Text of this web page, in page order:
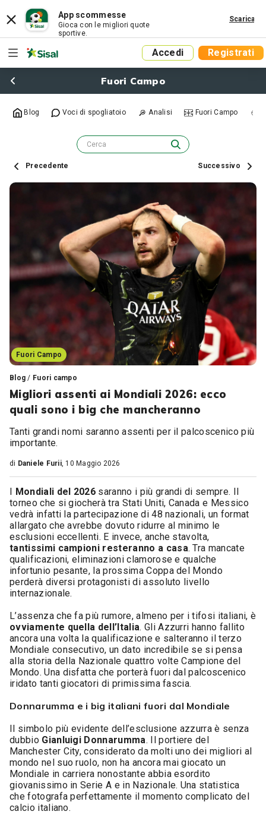
App scommesse
Gioca con le migliori quote
sportive.
Scarica
Accedi Registrati
Fuori Campo
Blog Voci di spogliatoio Analisi Fuori Campo
Precedente Successivo
Fuori Campo
Blog / Fuori campo
Migliori assenti ai Mondiali 2026: ecco
quali sono i big che mancheranno
Tanti grandi nomi saranno assenti per il palcoscenico più
importante.
di Daniele Furii, 10 Maggio 2026
I Mondiali del 2026 saranno i più grandi di sempre. Il
torneo che si giocherà tra Stati Uniti, Canada e Messico
vedrà infatti la partecipazione di 48 nazionali, un format
allargato che avrebbe dovuto ridurre al minimo le
esclusioni eccellenti. E invece, anche stavolta,
tantissimi campioni resteranno a casa. Tra mancate
qualificazioni, eliminazioni clamorose e qualche
infortunio pesante, la prossima Coppa del Mondo
perderà diversi protagonisti di assoluto livello
internazionale.
L’assenza che fa più rumore, almeno per i tifosi italiani, è
ovviamente quella dell’Italia. Gli Azzurri hanno fallito
ancora una volta la qualificazione e salteranno il terzo
Mondiale consecutivo, un dato incredibile se si pensa
alla storia della Nazionale quattro volte Campione del
Mondo. Una disfatta che porterà fuori dal palcoscenico
iridato tanti giocatori di primissima fascia.
Donnarumma e i big italiani fuori dal Mondiale
Il simbolo più evidente dell’esclusione azzurra è senza
dubbioGianluigi Donnarumma. Il portiere del
Manchester City, considerato da molti uno dei migliori al
mondo nel suo ruolo, non ha ancora mai giocato un
Mondiale in carriera nonostante abbia esordito
giovanissimo in Serie A e in Nazionale. Una statistica
che fotografa perfettamente il momento complicato del
calcio italiano.